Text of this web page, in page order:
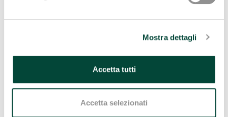
Mostra dettagli
Accetta tutti
Accetta selezionati
Supervisione delle funzioni amministrative:
coordinare la contabilità, il controllo di gestione
Risk management:identificare e gestire i rischi
Compliance normativa:assicurare la
conformità alle normative fiscali e contabili.